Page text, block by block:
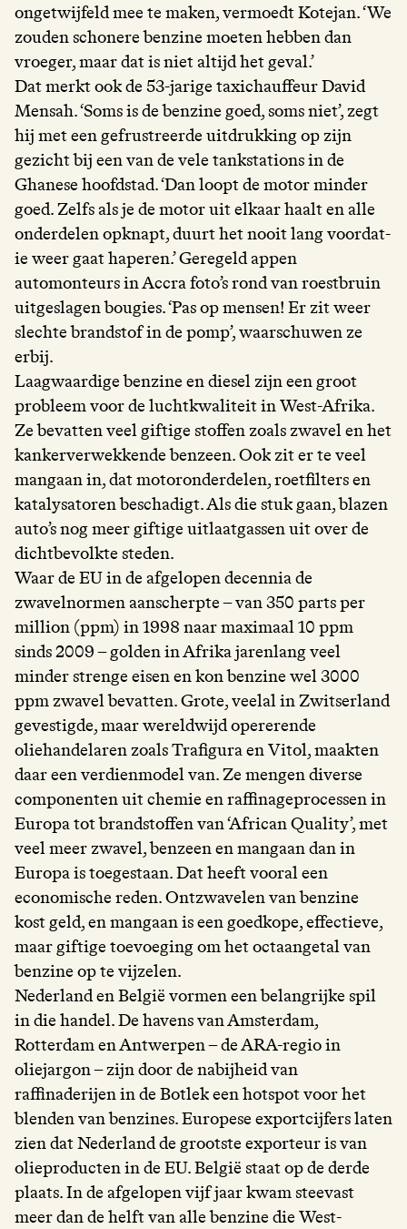
ongetwijfeld mee te maken, vermoedt Kotejan. ‘We
zouden schonere benzine moeten hebben dan
vroeger, maar dat is niet altijd het geval.’
Dat merkt ook de 53-jarige taxichauffeur David
Mensah. ‘Soms is de benzine goed, soms niet’, zegt
hij met een gefrustreerde uitdrukking op zijn
gezicht bij een van de vele tankstations in de
Ghanese hoofdstad. ‘Dan loopt de motor minder
goed. Zelfs als je de motor uit elkaar haalt en alle
onderdelen opknapt, duurt het nooit lang voordat-
ie weer gaat haperen.’ Geregeld appen
automonteurs in Accra foto’s rond van roestbruin
uitgeslagen bougies. ‘Pas op mensen! Er zit weer
slechte brandstof in de pomp’, waarschuwen ze
erbij.
Laagwaardige benzine en diesel zijn een groot
probleem voor de luchtkwaliteit in West-Afrika.
Ze bevatten veel giftige stoffen zoals zwavel en het
kankerverwekkende benzeen. Ook zit er te veel
mangaan in, dat motoronderdelen, roetfilters en
katalysatoren beschadigt. Als die stuk gaan, blazen
auto’s nog meer giftige uitlaatgassen uit over de
dichtbevolkte steden.
Waar de EU in de afgelopen decennia de
zwavelnormen aanscherpte – van 350 parts per
million (ppm) in 1998 naar maximaal 10 ppm
sinds 2009 – golden in Afrika jarenlang veel
minder strenge eisen en kon benzine wel 3000
ppm zwavel bevatten. Grote, veelal in Zwitserland
gevestigde, maar wereldwijd opererende
oliehandelaren zoals Trafigura en Vitol, maakten
daar een verdienmodel van. Ze mengen diverse
componenten uit chemie en raffinageprocessen in
Europa tot brandstoffen van ‘African Quality’, met
veel meer zwavel, benzeen en mangaan dan in
Europa is toegestaan. Dat heeft vooral een
economische reden. Ontzwavelen van benzine
kost geld, en mangaan is een goedkope, effectieve,
maar giftige toevoeging om het octaangetal van
benzine op te vijzelen.
Nederland en België vormen een belangrijke spil
in die handel. De havens van Amsterdam,
Rotterdam en Antwerpen – de ARA-regio in
oliejargon – zijn door de nabijheid van
raffinaderijen in de Botlek een hotspot voor het
blenden van benzines. Europese exportcijfers laten
zien dat Nederland de grootste exporteur is van
olieproducten in de EU. België staat op de derde
plaats. In de afgelopen vijf jaar kwam steevast
meer dan de helft van alle benzine die West-